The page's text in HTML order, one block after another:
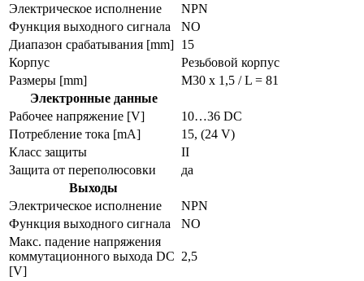
Электрическое исполнение
NPN
Функция выходного сигнала
NO
Диапазон срабатывания [mm] 15
Корпус
Резьбовой корпус
Размеры [mm]
M30 x 1,5 / L = 81
Электронные данные
Рабочее напряжение [V]
10…36 DC
Потребление тока [mA]
15, (24 V)
Класс защиты
II
Защита от переполюсовки
да
Выходы
Электрическое исполнение
NPN
Функция выходного сигнала
NO
Макс. падение напряжения
коммутационного выхода DC
[V]
2,5